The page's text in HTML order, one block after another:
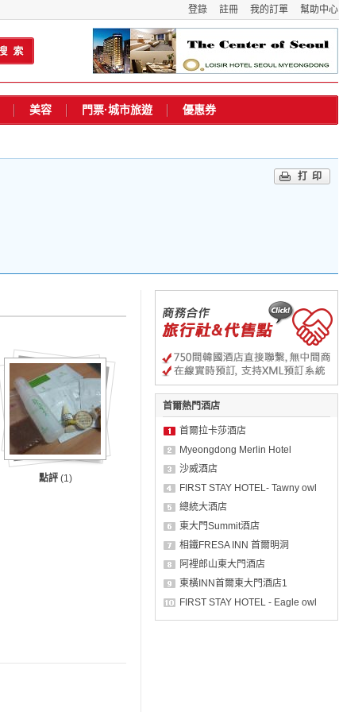
幫助中心
我的訂單
註冊
登錄
美容 門票·城市旅遊 優惠券
打印
點評 (1)
首爾熱門酒店
首爾拉卡莎酒店
Myeongdong Merlin Hotel
沙威酒店
FIRST STAY HOTEL- Tawny owl
總統大酒店
東大門Summit酒店
相鐵FRESA INN 首爾明洞
阿裡郎山東大門酒店
東橫INN首爾東大門酒店1
FIRST STAY HOTEL - Eagle owl